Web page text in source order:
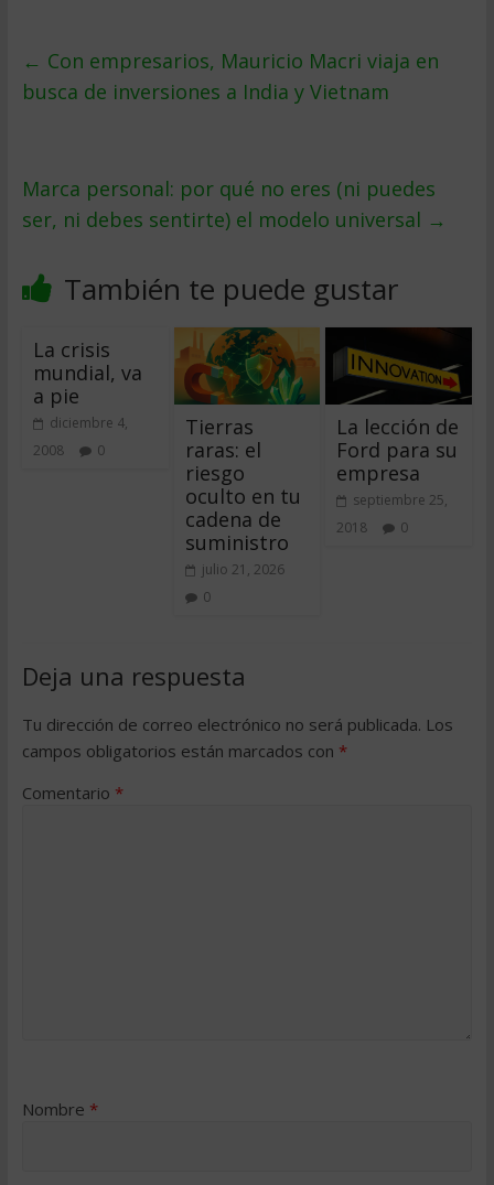
← Con empresarios, Mauricio Macri viaja en
busca de inversiones a India y Vietnam
Marca personal: por qué no eres (ni puedes
ser, ni debes sentirte) el modelo universal →
También te puede gustar
La crisis
mundial, va
a pie
diciembre 4,
2008
0
Tierras
raras: el
riesgo
oculto en tu
cadena de
suministro
julio 21, 2026
0
La lección de
Ford para su
empresa
septiembre 25,
2018
0
Deja una respuesta
Tu dirección de correo electrónico no será publicada. Los
campos obligatorios están marcados con *
Comentario *
Nombre *